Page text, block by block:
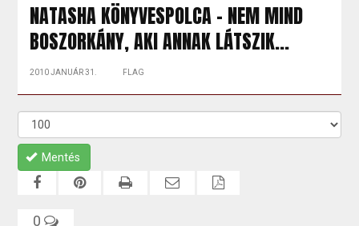
NATASHA KÖNYVESPOLCA - NEM MIND
BOSZORKÁNY, AKI ANNAK LÁTSZIK...
2010 JANUÁR 31. FLAG
Mentés
0